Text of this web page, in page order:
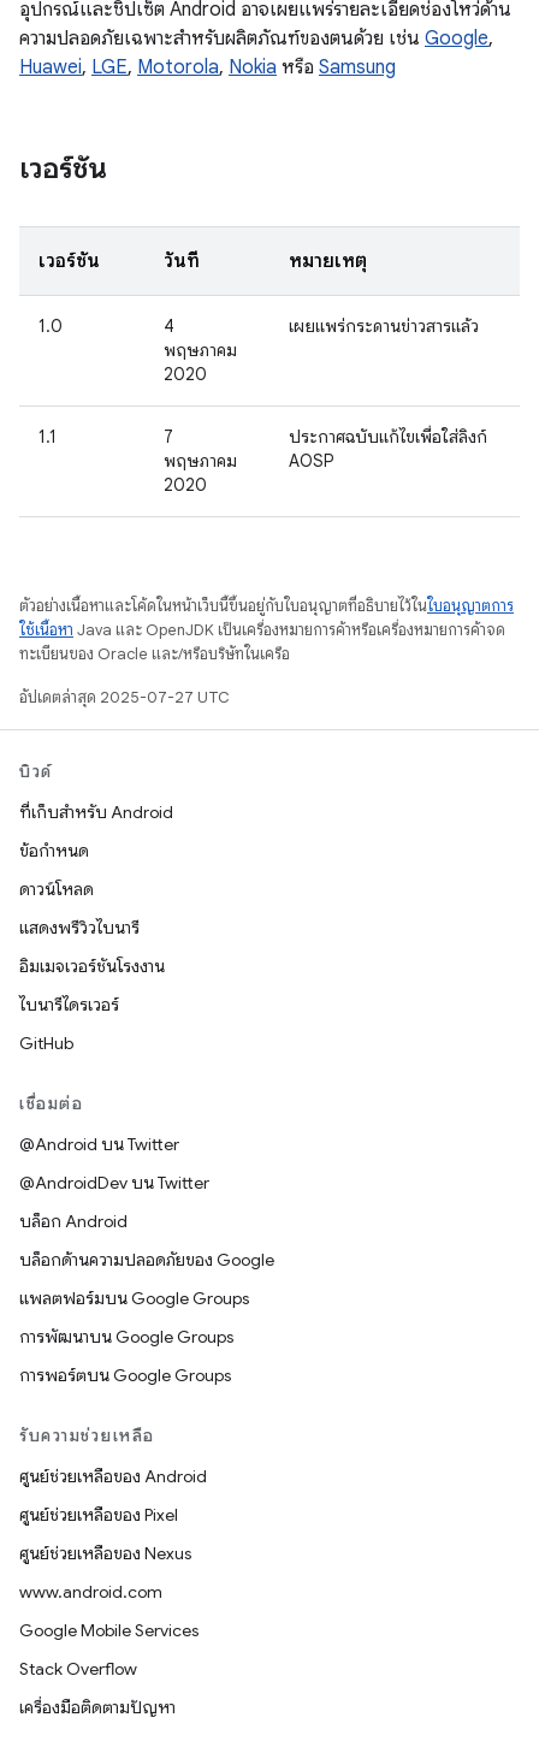
อุปกรณ์และชิปเซ็ต Android อาจเผยแพร่รายละเอียดช่องโหว่ด้าน
ความปลอดภัยเฉพาะสำหรับผลิตภัณฑ์ของตนด้วย เช่น Google,
Huawei, LGE, Motorola, Nokia หรือ Samsung
เวอร์ชัน
เวอร์ชัน วันที่ หมายเหตุ
1.0
4
พฤษภาคม
2020
เผยแพร่กระดานข่าวสารแล้ว
1.1
7
พฤษภาคม
2020
ประกาศฉบับแก้ไขเพื่อใส่ลิงก์
AOSP
ตัวอย่างเนื้อหาและโค้ดในหน้าเว็บนี้ขึ้นอยู่กับใบอนุญาตที่อธิบายไว้ในใบอนุญาตการ
ใช้เนื้อหา Java และ OpenJDK เป็นเครื่องหมายการค้าหรือเครื่องหมายการค้าจด
ทะเบียนของ Oracle และ/หรือบริษัทในเครือ
อัปเดตล่าสุด 2025-07-27 UTC
บิวด์
ที่เก็บสำหรับ Android
ข้อกำหนด
ดาวน์โหลด
แสดงพรีวิวไบนารี
อิมเมจเวอร์ชันโรงงาน
ไบนารีไดรเวอร์
GitHub
เชื่อมต่อ
@Android บน Twitter
@AndroidDev บน Twitter
บล็อก Android
บล็อกด้านความปลอดภัยของ Google
แพลตฟอร์มบน Google Groups
การพัฒนาบน Google Groups
การพอร์ตบน Google Groups
รับความช่วยเหลือ
ศูนย์ช่วยเหลือของ Android
ศูนย์ช่วยเหลือของ Pixel
ศูนย์ช่วยเหลือของ Nexus
www.android.com
Google Mobile Services
Stack Overflow
เครื่องมือติดตามปัญหา